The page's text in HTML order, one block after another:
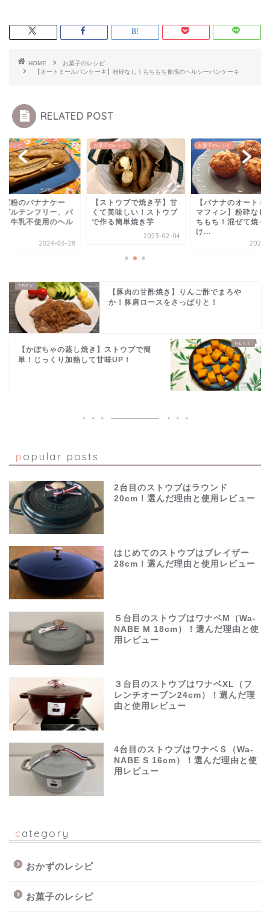
HOME
お菓子のレシピ
【オートミールパンケーキ】粉砕なし！もちもち食感のヘルシーパンケーキ
RELATED POST
のレシピ
ば粉のバナナケー
グルテンフリー、バ
＆牛乳不使用のヘル
2024-03-28
お菓子のレシピ
【ストウブで焼き芋】甘
くて美味しい！ストウブ
で作る簡単焼き芋
2023-02-04
お菓子のレシピ
【バナナのオートミ
マフィン】粉砕なし
ちもち！混ぜて焼く
け...
2021-
【豚肉の甘酢焼き】りんご酢でまろや
か！豚肩ロースをさっぱりと！
【かぼちゃの蒸し焼き】ストウブで簡
単！じっくり加熱して甘味UP！
popular posts
2台目のストウブはラウンド
20cm！選んだ理由と使用レビュー
はじめてのストウブはブレイザー
28cm！選んだ理由と使用レビュー
５台目のストウブはワナベM（Wa-
NABE M 18cm）！選んだ理由と使
用レビュー
３台目のストウブはワナベXL（フ
レンチオーブン24cm）！選んだ理
由と使用レビュー
4台目のストウブはワナベＳ（Wa-
NABE S 16cm）！選んだ理由と使
用レビュー
category
おかずのレシピ
お菓子のレシピ